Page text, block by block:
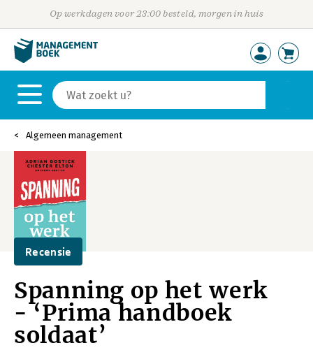
Op werkdagen voor 23:00 besteld, morgen in huis
Algemeen management
Recensie
Spanning op het werk
- ‘Prima handboek
soldaat’